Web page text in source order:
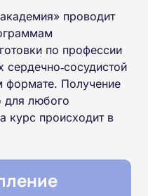
проводит
по профессии
формате. Получение
для любого
курс происходит в